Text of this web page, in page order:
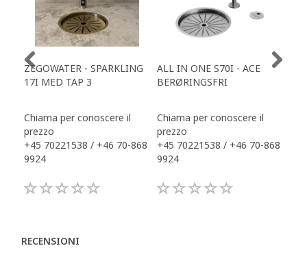
ZEGOWATER - SPARKLING
17I MED TAP 3
Chiama per conoscere il
prezzo
+45 70221538 / +46 70-868
9924
ALL IN ONE S70I - ACE
BERØRINGSFRI
Chiama per conoscere il
prezzo
+45 70221538 / +46 70-868
9924
RECENSIONI